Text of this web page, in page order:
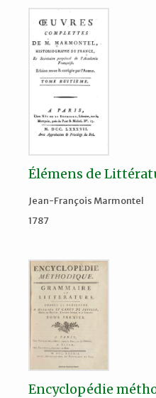
Élémens de
Jean-François Marmontel
1787
Encyclopédie